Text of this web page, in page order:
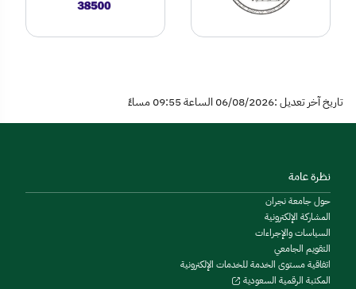
تاريخ آخر تعديل :06/08/2026 الساعة 09:55 مساءً
نظرة عامة
حول جامعة نجران
المشاركة الإلكترونية
السياسات والإجراءات
التقويم الجامعي
اتفاقية مستوى الخدمة للخدمات الإلكترونية
المكتبة الرقمية السعودية